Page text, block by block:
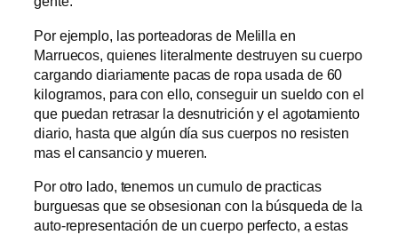
Por ejemplo, las porteadoras de Melilla en
Marruecos, quienes literalmente destruyen su cuerpo
cargando diariamente pacas de ropa usada de 60
kilogramos, para con ello, conseguir un sueldo con el
que puedan retrasar la desnutrición y el agotamiento
diario, hasta que algún día sus cuerpos no resisten
mas el cansancio y mueren.
Por otro lado, tenemos un cumulo de practicas
burguesas que se obsesionan con la búsqueda de la
auto-representación de un cuerpo perfecto, a estas